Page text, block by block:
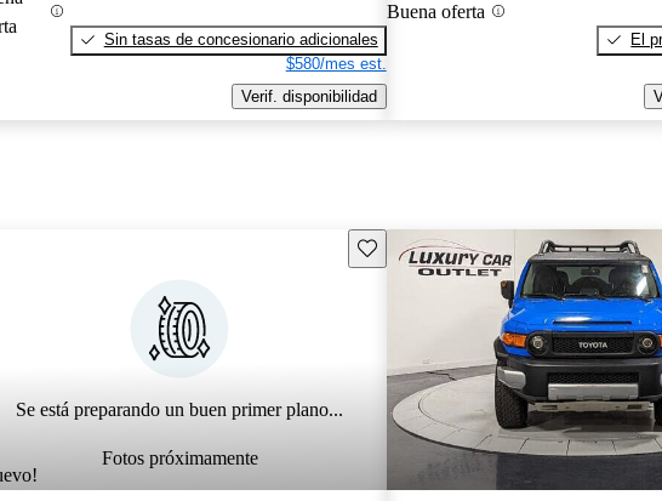
Sin tasas de concesionario adicionales
$580/mes est.
Verif. disponibilidad
Buena oferta
El
Se está preparando un buen primer plano...
Fotos próximamente
Guarda este Aviso